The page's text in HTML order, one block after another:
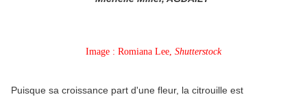
Image : Romiana Lee, Shutterstock
Puisque sa croissance part d'une fleur, la citrouille est